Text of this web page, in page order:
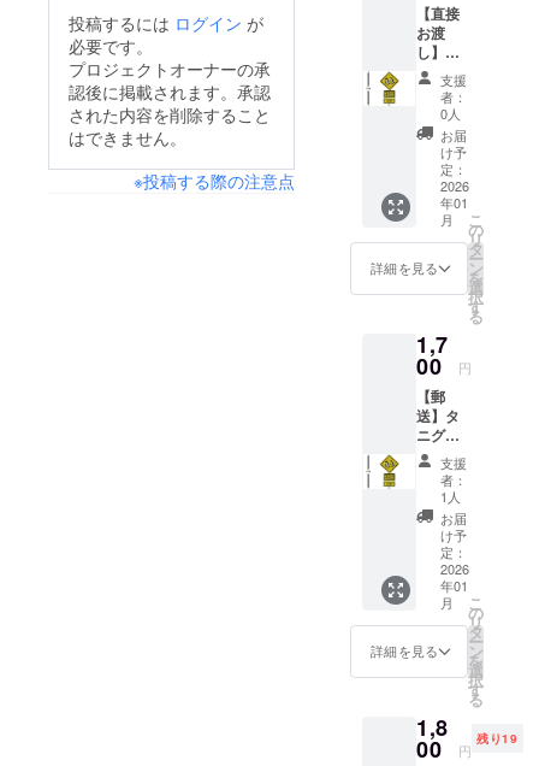
投稿するには ログイン が
必要です。
プロジェクトオーナーの承
認後に掲載されます。承認
された内容を削除すること
はできません。
※投稿する際の注意点
【直接
お渡
し】タ
ニグチ
刺繍さ
ん特製
刺繡
ワッペ
（Peng
uin） 在
廊カレ
ンダー
をご確
認の
上、備
来場予
定日時
をご記
入くだ
さい。
支援
者：
0人
お届
け予
定：
2026
年01
月
詳細を見る
こ
の
リ
タ
ー
ン
を
選
択
す
る
1,7
00 円
【郵
送】タ
ニグチ
刺繍さ
ん特製
刺繡
ワッペ
（Peng
uin）
（送料
込み）
支援
者：
1人
お届
け予
定：
2026
年01
月
詳細を見る
こ
の
リ
タ
ー
ン
を
選
択
す
る
1,8
00 円
残り19